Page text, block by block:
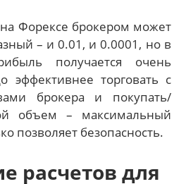
Форексе брокером может
– и 0.01, и 0.0001, но в
получается очень
эффективнее торговать с
брокера и покупать/
объем – максимальный
позволяет безопасность.
расчетов для